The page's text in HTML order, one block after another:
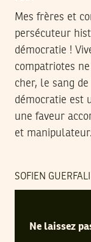
Mes frères et
persécuteur
démocratie !
compatriotes
cher, le sang
démocratie est
une faveur
et manipulateur.
SOFIEN GUERFALI
Ne laissez